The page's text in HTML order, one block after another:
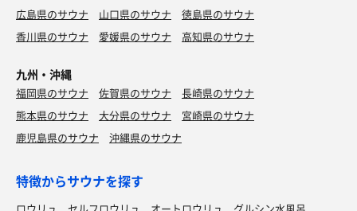
広島県のサウナ
山口県のサウナ
徳島県のサウナ
香川県のサウナ
愛媛県のサウナ 高知県のサウナ
九州・沖縄
福岡県のサウナ 佐賀県のサウナ
長崎県のサウナ
熊本県のサウナ
大分県のサウナ
宮崎県のサウナ
鹿児島県のサウナ
沖縄県のサウナ
特徴からサウナを探す